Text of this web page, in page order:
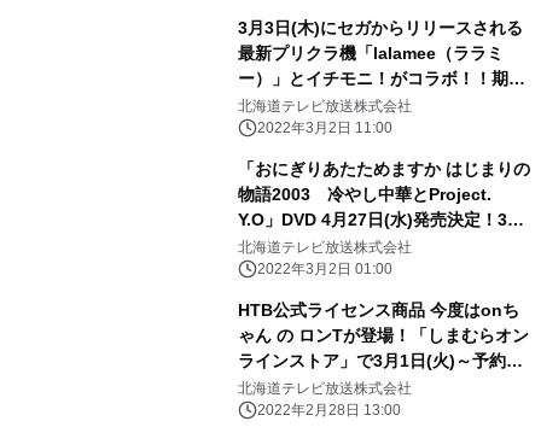
3月3日(木)にセガからリリースされる
最新プリクラ機「lalamee（ララミ
ー）」とイチモニ！がコラボ！！期間
限定で使えるonちゃんスタンプもでき
ました！期間限定で１プレイ無料も！
北海道テレビ放送株式会社
2022年3月2日 11:00
「おにぎりあたためますか はじまりの
物語2003 冷やし中華とProject.
Y.O」DVD 4月27日(水)発売決定！3月
2日(水)より予約開始／「豚一家」
2003年スタート当初の映像が禁断の
北海道テレビ放送株式会社
2022年3月2日 01:00
HTB公式ライセンス商品 今度はonち
ゃん の ロンTが登場！「しまむらオン
ラインストア」で3月1日(火)～予約販
売決定！
北海道テレビ放送株式会社
2022年2月28日 13:00